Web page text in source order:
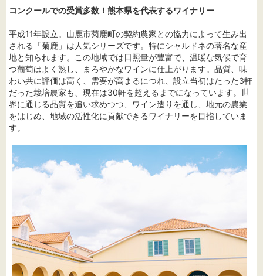
コンクールでの受賞多数！熊本県を代表するワイナリー
平成11年設立。山鹿市菊鹿町の契約農家との協力によって生み出
される「菊鹿」は人気シリーズです。特にシャルドネの著名な産
地と知られます。この地域では日照量が豊富で、温暖な気候で育
つ葡萄はよく熟し、まろやかなワインに仕上がります。品質、味
わい共に評価は高く、需要が高まるにつれ、設立当初はたった3軒
だった栽培農家も、現在は30軒を超えるまでになっています。世
界に通じる品質を追い求めつつ、ワイン造りを通し、地元の農業
をはじめ、地域の活性化に貢献できるワイナリーを目指していま
す。